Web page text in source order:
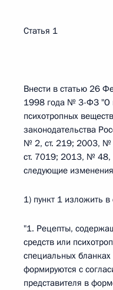
Статья 1
Внести в статью 26
1998 года № 3-ФЗ "О
психотропных
законодательства
№ 2, ст. 219; 2003,
ст. 7019; 2013, № 48,
следующие
1) пункт 1 изложить
"1. Рецепты,
средств или
специальных
формируются с
представителя в